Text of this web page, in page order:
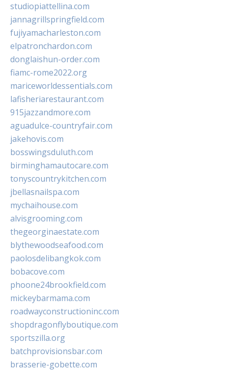
studiopiattellina.com
jannagrillspringfield.com
fujiyamacharleston.com
elpatronchardon.com
donglaishun-order.com
fiamc-rome2022.org
mariceworldessentials.com
lafisheriarestaurant.com
915jazzandmore.com
aguadulce-countryfair.com
jakehovis.com
bosswingsduluth.com
birminghamautocare.com
tonyscountrykitchen.com
jbellasnailspa.com
mychaihouse.com
alvisgrooming.com
thegeorginaestate.com
blythewoodseafood.com
paolosdelibangkok.com
bobacove.com
phoone24brookfield.com
mickeybarmama.com
roadwayconstructioninc.com
shopdragonflyboutique.com
sportszilla.org
batchprovisionsbar.com
brasserie-gobette.com